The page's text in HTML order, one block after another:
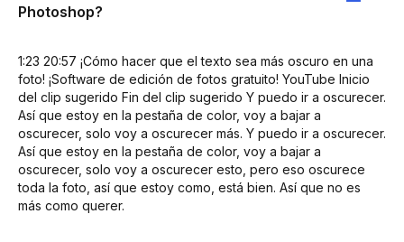
Photoshop?
1:23 20:57 ¡Cómo hacer que el texto sea más oscuro en una
foto! ¡Software de edición de fotos gratuito! YouTube Inicio
del clip sugerido Fin del clip sugerido Y puedo ir a oscurecer.
Así que estoy en la pestaña de color, voy a bajar a
oscurecer, solo voy a oscurecer más. Y puedo ir a oscurecer.
Así que estoy en la pestaña de color, voy a bajar a
oscurecer, solo voy a oscurecer esto, pero eso oscurece
toda la foto, así que estoy como, está bien. Así que no es
más como querer.